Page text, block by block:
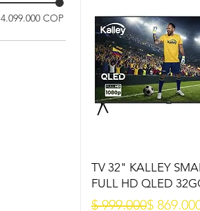
4.099.000 COP
TV 32" KALLEY
FULL HD QLED
Precio
$ 999.000
Precio de oferta
$